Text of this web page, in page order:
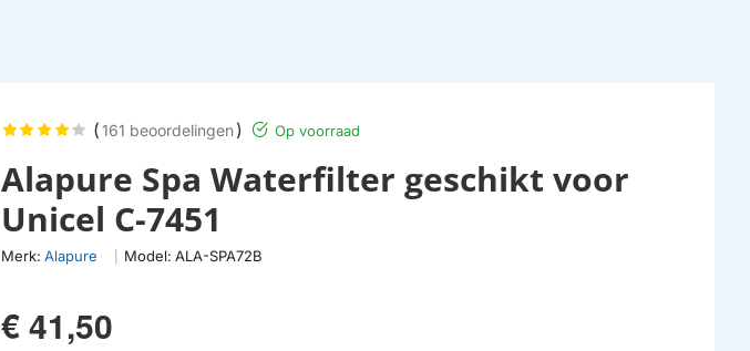
Alapure Spa Waterfilter geschikt voor
Unicel C-7451
Merk: Alapure Model: ALA-SPA72B
(161 beoordelingen) Op voorraad
€ 41,50